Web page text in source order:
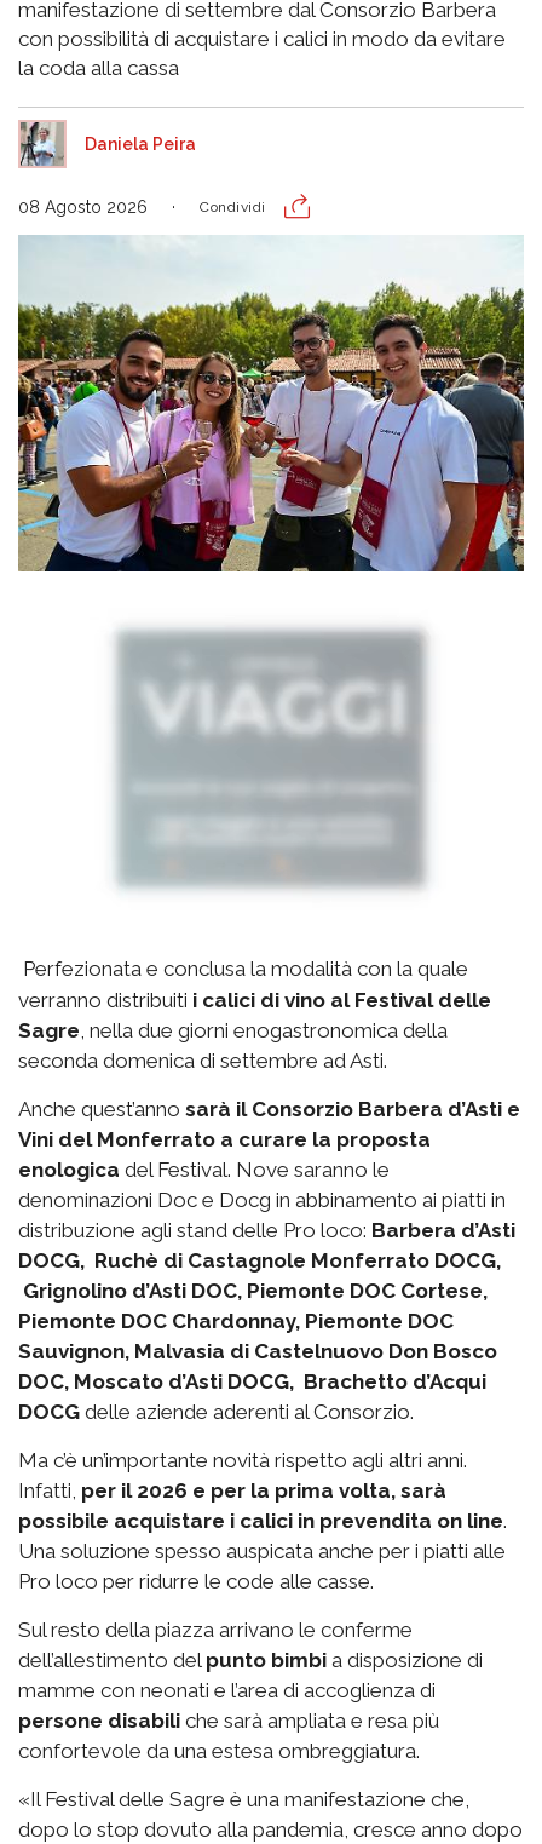
manifestazione di settembre dal Consorzio Barbera
con possibilità di acquistare i calici in modo da evitare
la coda alla cassa
Daniela Peira
08 Agosto 2026 Condividi
Perfezionata e conclusa la modalità con la quale
verranno distribuiti i calici di vino al Festival delle
Sagre , nella due giorni enogastronomica della
seconda domenica di settembre ad Asti.
Anche quest’anno sarà il Consorzio Barbera d’Asti e
Vini del Monferrato a curare la proposta
enologica del Festival. Nove saranno le
denominazioni Doc e Docg in abbinamento ai piatti in
distribuzione agli stand delle Pro loco: Barbera d’Asti
DOCG, Ruchè di Castagnole Monferrato DOCG,
Grignolino d’Asti DOC, Piemonte DOC Cortese,
Piemonte DOC Chardonnay, Piemonte DOC
Sauvignon, Malvasia di Castelnuovo Don Bosco
DOC, Moscato d’Asti DOCG, Brachetto d’Acqui
DOCG delle aziende aderenti al Consorzio.
Ma c’è un’importante novità rispetto agli altri anni.
Infatti, per il 2026 e per la prima volta, sarà
possibile acquistare i calici in prevendita on line.
Una soluzione spesso auspicata anche per i piatti alle
Pro loco per ridurre le code alle casse.
Sul resto della piazza arrivano le conferme
dell’allestimento del punto bimbi a disposizione di
mamme con neonati e l’area di accoglienza di
persone disabili che sarà ampliata e resa più
confortevole da una estesa ombreggiatura.
«Il Festival delle Sagre è una manifestazione che,
dopo lo stop dovuto alla pandemia, cresce anno dopo